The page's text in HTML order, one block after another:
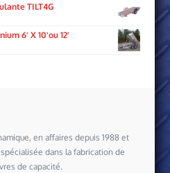
TILT4G
6' X 10'ou 12'
en affaires depuis 1988 et
dans la fabrication de
de capacité.